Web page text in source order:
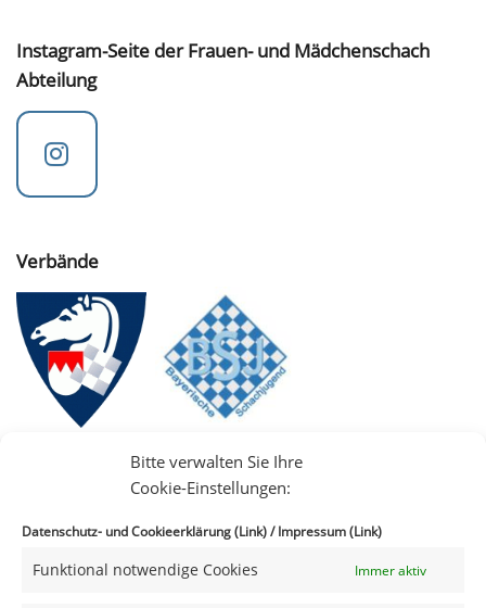
Bitte verwalten Sie Ihre
Cookie-Einstellungen:
Datenschutz- und Cookieerklärung (Link)/Impressum (Link)
Funktional notwendige Cookies Immer aktiv
Instagram-Seite der Frauen- und Mädchenschach
Abteilung
Verbände